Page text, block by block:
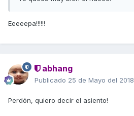
Eeeeepa!!!!!!
abhang
Publicado 25 de Mayo del 2018
Perdón, quiero decir el asiento!